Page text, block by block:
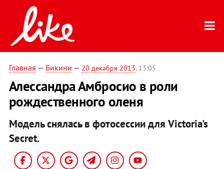
Главная — Бикини — 20 декабря 2013, 13:05
Алессандра Амбросио в роли
рождественного оленя
Модель снялась в фотосессии для Victoria's
Secret.